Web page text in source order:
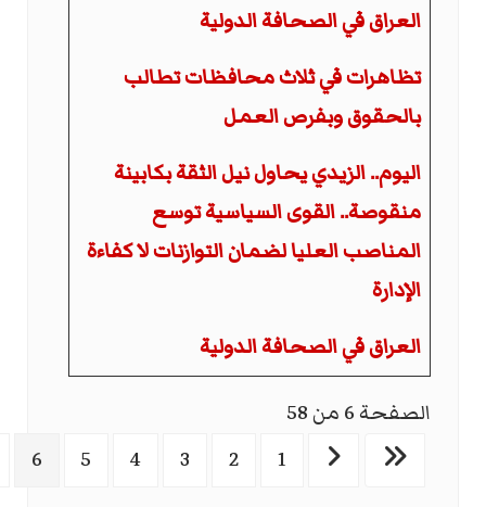
العراق في الصحافة الدولية
تظاهرات في ثلاث محافظات تطالب
بالحقوق وبفرص العمل
اليوم.. الزيدي يحاول نيل الثقة بكابينة
منقوصة.. القوى السياسية توسع
المناصب العليا لضمان التوازنات لا كفاءة
الإدارة
العراق في الصحافة الدولية
الصفحة 6 من 58
1
2
3
4
5
6